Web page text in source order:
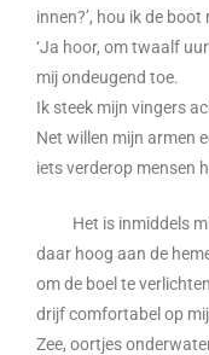
innen?’, hou ik de boot
‘Ja hoor, om twaalf
mij ondeugend toe.
Ik steek mijn vingers
Net willen mijn armen
iets verderop mensen
Het is inmiddels
daar hoog aan de
om de boel te
drijf comfortabel op
Zee, oortjes